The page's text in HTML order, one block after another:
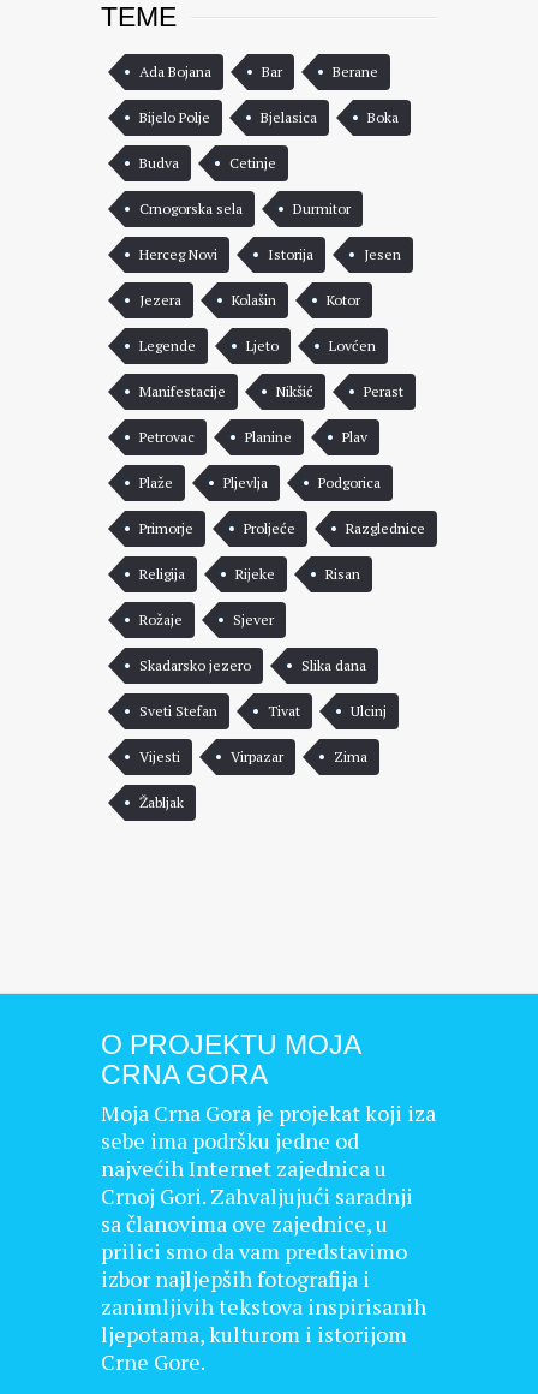
TEME
Ada Bojana Bar Berane
Bijelo Polje Bjelasica Boka
Budva Cetinje
Crnogorska sela Durmitor
Herceg Novi Istorija Jesen
Jezera Kolašin Kotor
Legende Ljeto Lovćen
Manifestacije Nikšić Perast
Petrovac Planine Plav
Plaže Pljevlja Podgorica
Primorje Proljeće Razglednice
Religija Rijeke Risan
Rožaje Sjever
Skadarsko jezero Slika dana
Sveti Stefan Tivat Ulcinj
Vijesti Virpazar Zima
Žabljak
O PROJEKTU MOJA
CRNA GORA
Moja Crna Gora je projekat koji iza
sebe ima podršku jedne od
najvećih Internet zajednica u
Crnoj Gori. Zahvaljujući saradnji
sa članovima ove zajednice, u
prilici smo da vam predstavimo
izbor najljepših fotografija i
zanimljivih tekstova inspirisanih
ljepotama, kulturom i istorijom
Crne Gore.